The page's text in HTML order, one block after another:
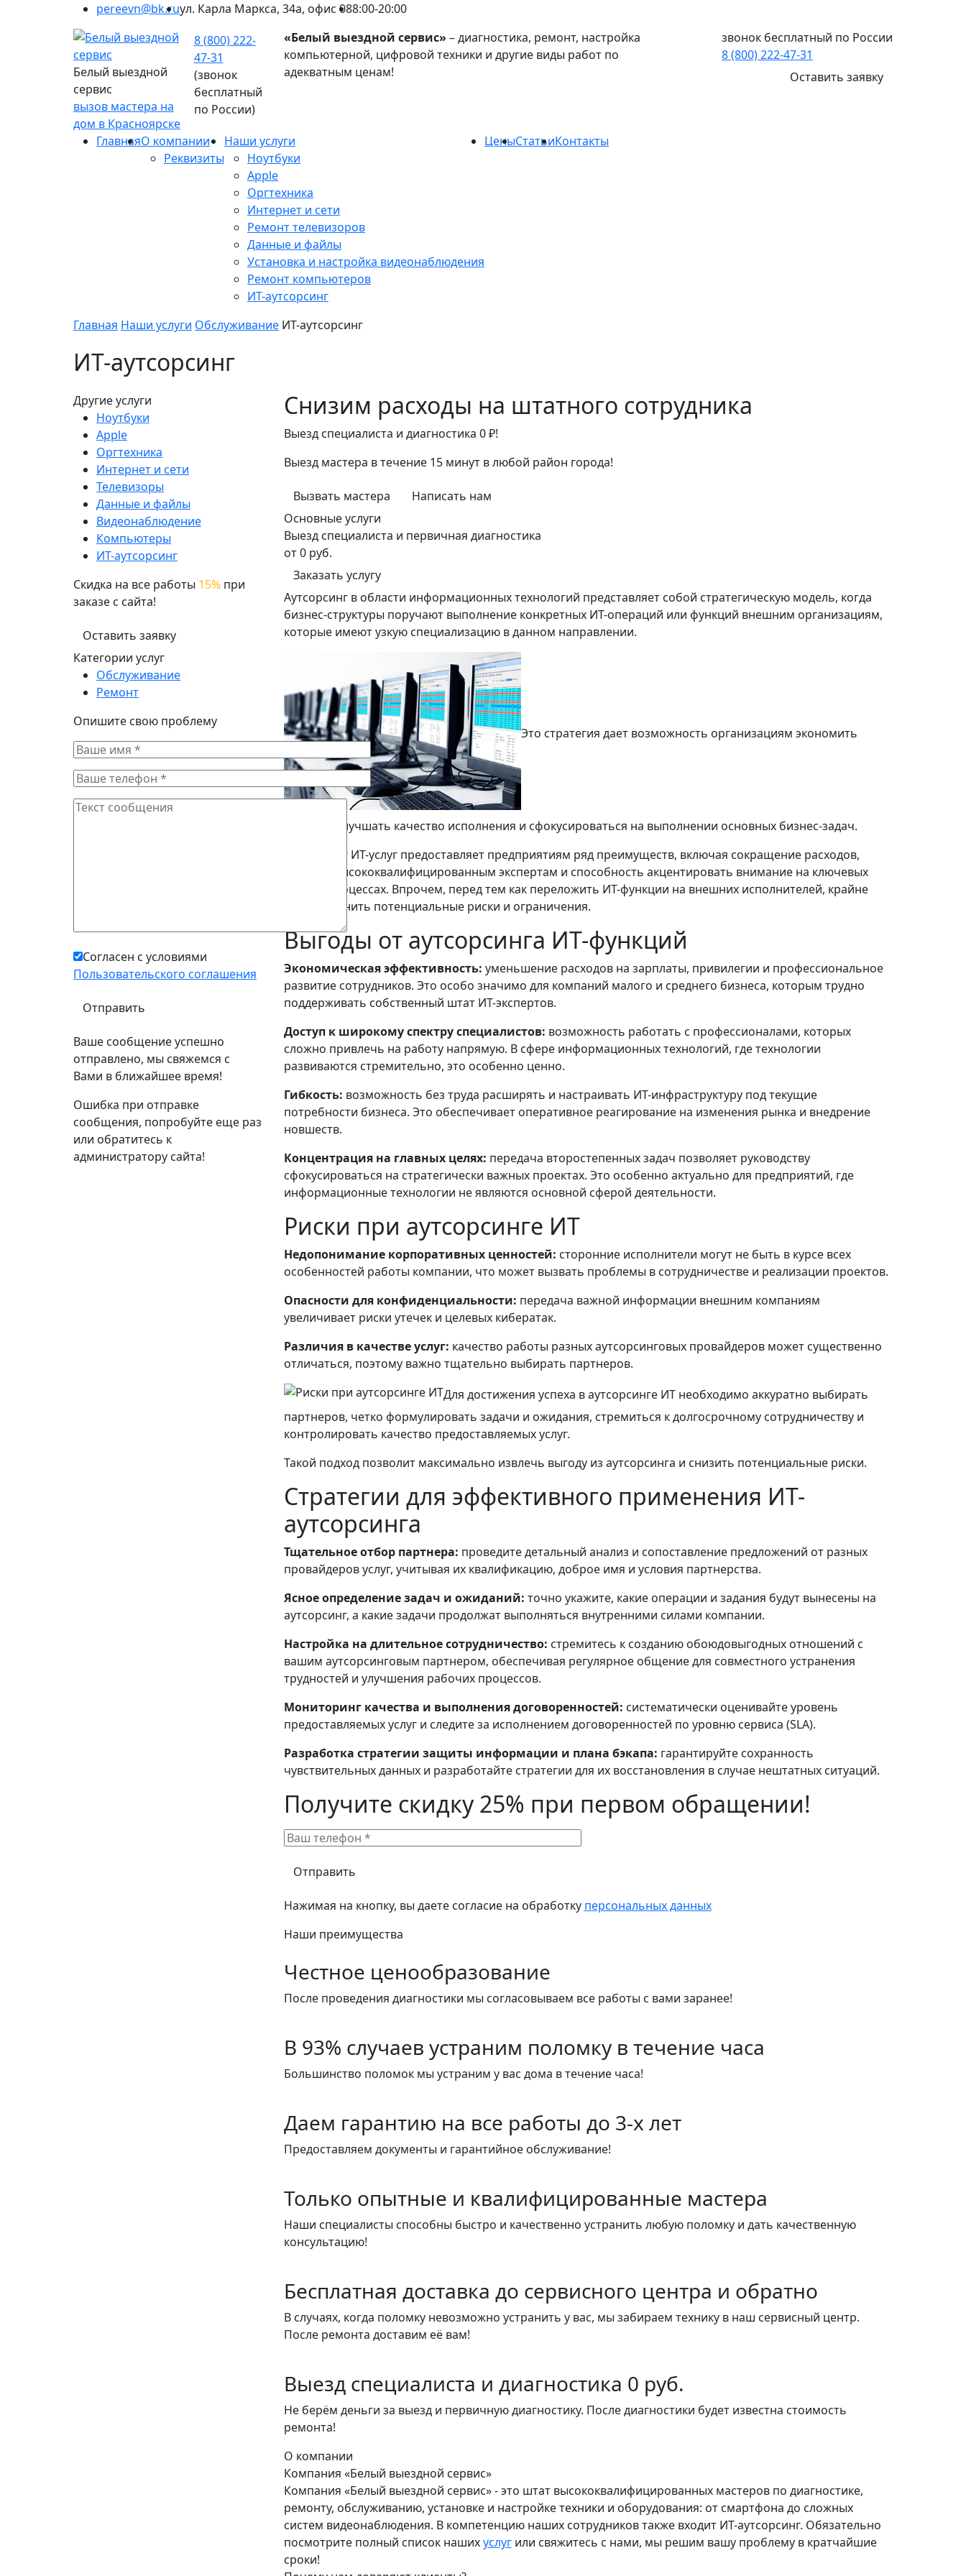
pereevn@bk.ruул. Карла Маркса, 34а, офис 088:00-20:00
Белый выездной
сервис
вызов мастера на
дом в Красноярске
8 (800) 222-
47-31
(звонок
бесплатный
по России)
«Белый выездной сервис» – диагностика, ремонт, настройка
компьютерной, цифровой техники и другие виды работ по
адекватным ценам!
звонок бесплатный по России
8 (800) 222-47-31
Оставить заявку
ГлавнаяО компании
Реквизиты
Наши услуги
Ноутбуки
Apple
Оргтехника
Интернет и сети
Ремонт телевизоров
Данные и файлы
Установка и настройка видеонаблюдения
Ремонт компьютеров
ИТ-аутсорсинг
ЦеныСтатьиКонтакты
Главная Наши услуги Обслуживание ИТ-аутсорсинг
ИТ-аутсорсинг
Снизим расходы на штатного сотрудника
Выезд специалиста и диагностика 0 ₽!
Выезд мастера в течение 15 минут в любой район города!
Вызвать мастера
Написать нам
Основные услуги
Выезд специалиста и первичная диагностика
от 0 руб.
Заказать услугу
Аутсорсинг в области информационных технологий представляет собой стратегическую модель, когда
бизнес-структуры поручают выполнение конкретных ИТ-операций или функций внешним организациям,
которые имеют узкую специализацию в данном направлении.
Это стратегия дает возможность организациям экономить
ресурсы, улучшать качество исполнения и сфокусироваться на выполнении основных бизнес-задач.
Аутсорсинг ИТ-услуг предоставляет предприятиям ряд преимуществ, включая сокращение расходов,
доступ к высококвалифицированным экспертам и способность акцентировать внимание на ключевых
бизнес-процессах. Впрочем, перед тем как переложить ИТ-функции на внешних исполнителей, крайне
важно оценить потенциальные риски и ограничения.
Выгоды от аутсорсинга ИТ-функций
Экономическая эффективность: уменьшение расходов на зарплаты, привилегии и профессиональное
развитие сотрудников. Это особо значимо для компаний малого и среднего бизнеса, которым трудно
поддерживать собственный штат ИТ-экспертов.
Доступ к широкому спектру специалистов: возможность работать с профессионалами, которых
сложно привлечь на работу напрямую. В сфере информационных технологий, где технологии
развиваются стремительно, это особенно ценно.
Гибкость: возможность без труда расширять и настраивать ИТ-инфраструктуру под текущие
потребности бизнеса. Это обеспечивает оперативное реагирование на изменения рынка и внедрение
новшеств.
Концентрация на главных целях: передача второстепенных задач позволяет руководству
сфокусироваться на стратегически важных проектах. Это особенно актуально для предприятий, где
информационные технологии не являются основной сферой деятельности.
Риски при аутсорсинге ИТ
Недопонимание корпоративных ценностей: сторонние исполнители могут не быть в курсе всех
особенностей работы компании, что может вызвать проблемы в сотрудничестве и реализации проектов.
Опасности для конфиденциальности: передача важной информации внешним компаниям
увеличивает риски утечек и целевых кибератак.
Различия в качестве услуг: качество работы разных аутсорсинговых провайдеров может существенно
отличаться, поэтому важно тщательно выбирать партнеров.
Для достижения успеха в аутсорсинге ИТ необходимо аккуратно выбирать
партнеров, четко формулировать задачи и ожидания, стремиться к долгосрочному сотрудничеству и
контролировать качество предоставляемых услуг.
Такой подход позволит максимально извлечь выгоду из аутсорсинга и снизить потенциальные риски.
Стратегии для эффективного применения ИТ-
аутсорсинга
Тщательное отбор партнера: проведите детальный анализ и сопоставление предложений от разных
провайдеров услуг, учитывая их квалификацию, доброе имя и условия партнерства.
Ясное определение задач и ожиданий: точно укажите, какие операции и задания будут вынесены на
аутсорсинг, а какие задачи продолжат выполняться внутренними силами компании.
Настройка на длительное сотрудничество: стремитесь к созданию обоюдовыгодных отношений с
вашим аутсорсинговым партнером, обеспечивая регулярное общение для совместного устранения
трудностей и улучшения рабочих процессов.
Мониторинг качества и выполнения договоренностей: систематически оценивайте уровень
предоставляемых услуг и следите за исполнением договоренностей по уровню сервиса (SLA).
Разработка стратегии защиты информации и плана бэкапа: гарантируйте сохранность
чувствительных данных и разработайте стратегии для их восстановления в случае нештатных ситуаций.
Получите скидку 25% при первом обращении!
Нажимая на кнопку, вы даете согласие на обработку персональных данных
Наши преимущества
Честное ценообразование
После проведения диагностики мы согласовываем все работы с вами заранее!
В 93% случаев устраним поломку в течение часа
Большинство поломок мы устраним у вас дома в течение часа!
Даем гарантию на все работы до 3-х лет
Предоставляем документы и гарантийное обслуживание!
Только опытные и квалифицированные мастера
Наши специалисты способны быстро и качественно устранить любую поломку и дать качественную
консультацию!
Бесплатная доставка до сервисного центра и обратно
В случаях, когда поломку невозможно устранить у вас, мы забираем технику в наш сервисный центр.
После ремонта доставим её вам!
Выезд специалиста и диагностика 0 руб.
Не берём деньги за выезд и первичную диагностику. После диагностики будет известна стоимость
ремонта!
О компании
Компания «Белый выездной сервис»
Компания «Белый выездной сервис» - это штат высококвалифицированных мастеров по диагностике,
ремонту, обслуживанию, установке и настройке техники и оборудования: от смартфона до сложных
систем видеонаблюдения. В компетенцию наших сотрудников также входит ИТ-аутсорсинг. Обязательно
посмотрите полный список нашихуслугили свяжитесь с нами, мы решим вашу проблему в кратчайшие
сроки!
Другие услуги
Ноутбуки
Apple
Оргтехника
Интернет и сети
Телевизоры
Данные и файлы
Видеонаблюдение
Компьютеры
ИТ-аутсорсинг
Скидка на все работы 15% при
заказе с сайта!
Оставить заявку
Категории услуг
Обслуживание
Ремонт
Опишите свою проблему
Согласен с условиями
Пользовательского соглашения
Ваше сообщение успешно
отправлено, мы свяжемся с
Вами в ближайшее время!
Ошибка при отправке
сообщения, попробуйте еще раз
или обратитесь к
администратору сайта!